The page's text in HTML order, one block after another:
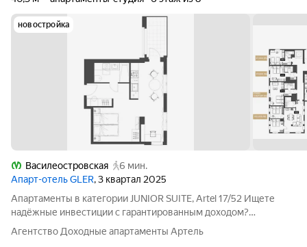
новостройка
Василеостровская
6 мин.
Апарт-отель GLER, 3 квартал 2025
Апартаменты в категории JUNIOR SUITE, Artel 17/52 Ищете
надёжные инвестиции с гарантированным доходом?
Приобретайте апартаменты в Artel 17/52 это новый клубный
отель под управлением известного сетевого оператора WONE
Агентство Доходные апартаменты Артель